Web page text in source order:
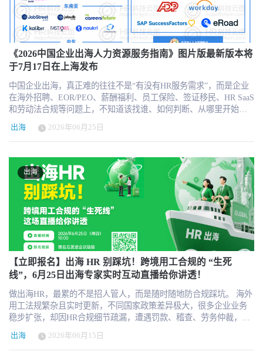
负责人，不能只按传统HR标准定义 这时，出海HR负责人的角色就
变得非常关键。但我们也观察到，行业目前对这个角色的理解仍然
不够清晰。很多企业在招聘或任命出海HR负责人时，仍然习惯用传
统HR标准来判断：是否懂招聘，是否懂薪酬，是否熟悉劳动法，是
否英语好，是否有海外经验。这些当然重要，但它们可能只是入场
条件，而不是决定这个岗位能否真正发挥价值的核心标准。 真正成
织判断者”。他需要在信息不完整、规则不清晰、市场变化很快的情
况下，帮助企业做出阶段性判断。他要知道哪些问题必须马上处
理，哪些问题可以暂缓，哪些风险不能碰，哪些事情可以通过资源
整合解决。出海场景里很少有标准答案，如果一个人只有专业知
不能只是一个“合规与招聘专家”。跨境用工、薪酬税务、劳动法、当
地福利、海外招聘渠道，这些都是基本能力，但很多单点问题可以
借助律所、会计师、EOR、猎头和本地服务商来解决。真正无法完
全外包的，是总部与海外之间的理解、协调和推动。总部有总部的
管理逻辑，海外有海外的市场现实。很多时候，双方并不是谁对谁
错，而是站在不同系统里各自有道理。 因此，一个优秀的出海HR负
责人，必须具备很强的“双向翻译”能力。所谓翻译，不只是语言翻
译，而是把总部的战略要求、制度要求和管理目标，转化为海外团
队能够理解和执行的方案；同时，也要把海外团队的真实情况、市
场约束和本地反馈，转化为总部能够听懂、愿意重视、可以决策的
信息。这个角色不是简单的信息中转站，而是总部与海外系统之间
的解释器和调节器。 真正的挑战，是从解决问题走向构建系统 更进
一步看，出海HR负责人最终要解决的，也不只是一个个具体问题，
而是帮助企业建立一套可以持续运行的人力资源系统。企业在海外
只有几个人时，很多事情可以靠临时协调、个人经验和服务商支持
解决；但当企业进入多个国家、多个团队、多种用工模式并存的阶
《2026中国企业出海人力资源服务指南》图片版最新版本将
于7月17日在上海发布
中国企业出海，真正难的往往不是“有没有HR服务需求”，而是企业
在海外招聘、EOR/PEO、薪酬福利、员工保险、签证移民、HR SaaS
和劳动法合规等问题上，不知道该找谁、如何判断、从哪里开始。
HR科技云图与 chuhai.tips 将于7月17日在上海发布新版《2026中国企
业出海人力资源服务指南》图片版本。通过 www.chuhai.tips/map，
企业可查看服务商资源、各国用工指南与AI问答。 你的目标客户正
在找出海HR服务，但他们可能还不知道你是谁 做出海HR服务的机
构，最清楚一个现实：市场需求确实存在，但客户从“有需求”到“找
到你”，再到“信任你、选择你”，中间隔着很长的一段距离。很多机
构并不是服务能力不够，也不是市场没有机会，而是没有出现在目
标客户真正做判断、做比较、做选型的场景里。 中国企业出海正在
加速。越来越多企业开始在海外招聘员工、搭建本地团队、处理合
规雇佣、设计薪酬福利、配置员工保险、寻找EOR/PEO服务、评估
HR SaaS系统，也需要签证移民、劳动法合规、全球薪酬、跨境员工
管理等专业支持。对于这些企业的HR负责人、出海业务负责人、创
始人和财务法务团队来说，他们不是没有预算，也不是没有决策
权，而是缺少一个可信赖的入口，帮助他们快速看到市场上有哪些
务的核心难题，不是没有需求，而是连接没有发生 过去几年，我们
与大量中国出海企业和HR负责人交流时发现，他们寻找服务商的方
式往往非常零散：问朋友、问同行、在微信群里发需求、通过搜索
引擎找几家机构、再看几页介绍资料。这个过程效率并不高，也很
出海 2026年06月25日
出海
【立即报名】出海 HR 别踩坑！跨境用工合规的 “生死
线”，6月25日出海专家实时互动直播给你讲透！
做出海HR，最累的不是招人管人，而是随时随地防合规踩坑。 海外
用工法规繁杂且实时更新，不同国家政策差异极大，很多企业业务
稳步扩张，却因HR合规细节疏漏，遭遇罚款、稽查、劳务仲裁，甚
至拖累海外站点运营。 不少出海HR日常都在被这些问题困扰： - 海
外用工模式分不清，全职、外包、灵活用工错配，埋下雇佣纠纷隐
患 - 国内合同模板直接套用，不符合属地劳工法规，暗藏合规风险 -
出海 2026年06月15日